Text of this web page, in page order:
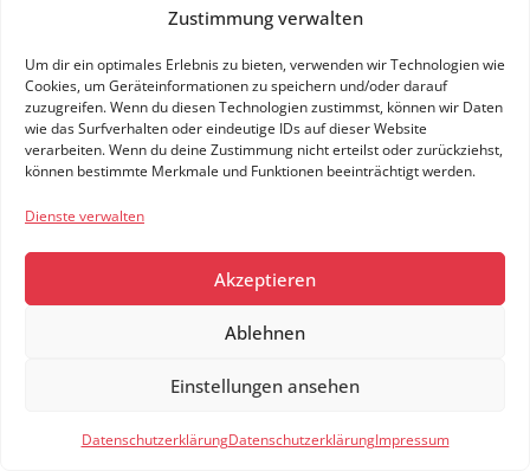
Zustimmung verwalten
Um dir ein optimales Erlebnis zu bieten, verwenden wir Technologien wie
Cookies, um Geräteinformationen zu speichern und/oder darauf
zuzugreifen. Wenn du diesen Technologien zustimmst, können wir Daten
wie das Surfverhalten oder eindeutige IDs auf dieser Website
verarbeiten. Wenn du deine Zustimmung nicht erteilst oder zurückziehst,
können bestimmte Merkmale und Funktionen beeinträchtigt werden.
Dienste verwalten
Akzeptieren
Ablehnen
Einstellungen ansehen
DatenschutzerklärungDatenschutzerklärungImpressum
Filter
• 60Monate(anpassbar)
Sofort verfügbar
Zum Angebot